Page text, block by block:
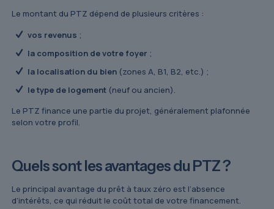
Le montant du PTZ dépend de plusieurs critères :
vos revenus ;
la composition de votre foyer ;
la localisation du bien (zones A, B1, B2, etc.) ;
le type de logement (neuf ou ancien).
Le PTZ finance une partie du projet, généralement plafonnée
selon votre profil.
Quels sont les avantages du PTZ ?
Le principal avantage du prêt à taux zéro est l’absence
d’intérêts, ce qui réduit le coût total de votre financement.